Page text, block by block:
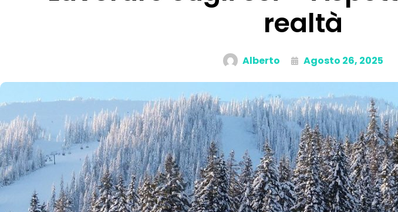
realtà
Alberto Agosto 26, 2025